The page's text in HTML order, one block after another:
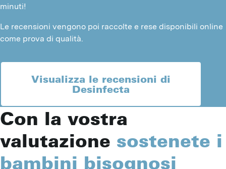
minuti!
Le recensioni vengono poi raccolte e rese disponibili online
come prova di qualità.
Visualizza le recensioni di
Desinfecta
Con la vostra
valutazione sostenete i
bambini bisognosi